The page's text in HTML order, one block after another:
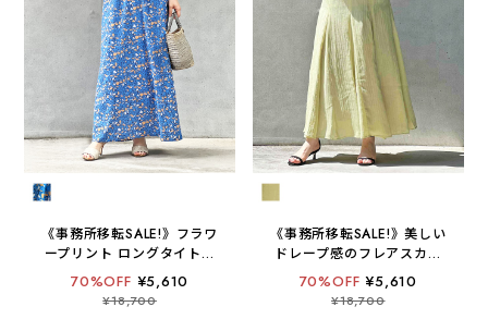
《事務所移転SALE!》フラワ
ープリント ロングタイトス
カート【手洗い可 / 日本製
】
70%OFF ¥5,610
¥18,700
《事務所移転SALE!》美しい
ドレープ感のフレアスカー
ト【手洗い可 / 日本製 】
70%OFF ¥5,610
¥18,700